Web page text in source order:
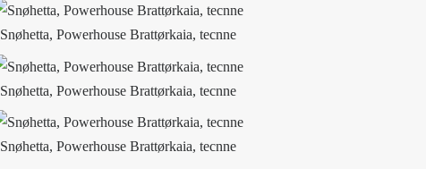
Snøhetta, Powerhouse Brattørkaia, tecnne
Snøhetta, Powerhouse Brattørkaia, tecnne
Snøhetta, Powerhouse Brattørkaia, tecnne